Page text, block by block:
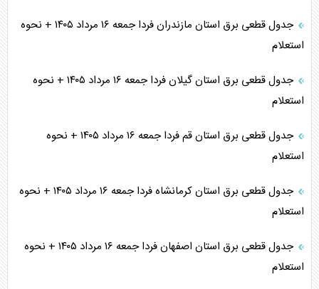
جدول قطعی برق استان مازندران فردا جمعه ۱۶ مرداد ۱۴۰۵ + نحوه
استعلام
جدول قطعی برق استان گیلان فردا جمعه ۱۶ مرداد ۱۴۰۵ + نحوه
استعلام
جدول قطعی برق استان قم فردا جمعه ۱۶ مرداد ۱۴۰۵ + نحوه
استعلام
جدول قطعی برق استان کرمانشاه فردا جمعه ۱۶ مرداد ۱۴۰۵ + نحوه
استعلام
جدول قطعی برق استان اصفهان فردا جمعه ۱۶ مرداد ۱۴۰۵ + نحوه
استعلام